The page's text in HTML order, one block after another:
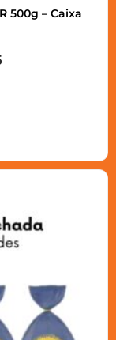
500g – Caixa